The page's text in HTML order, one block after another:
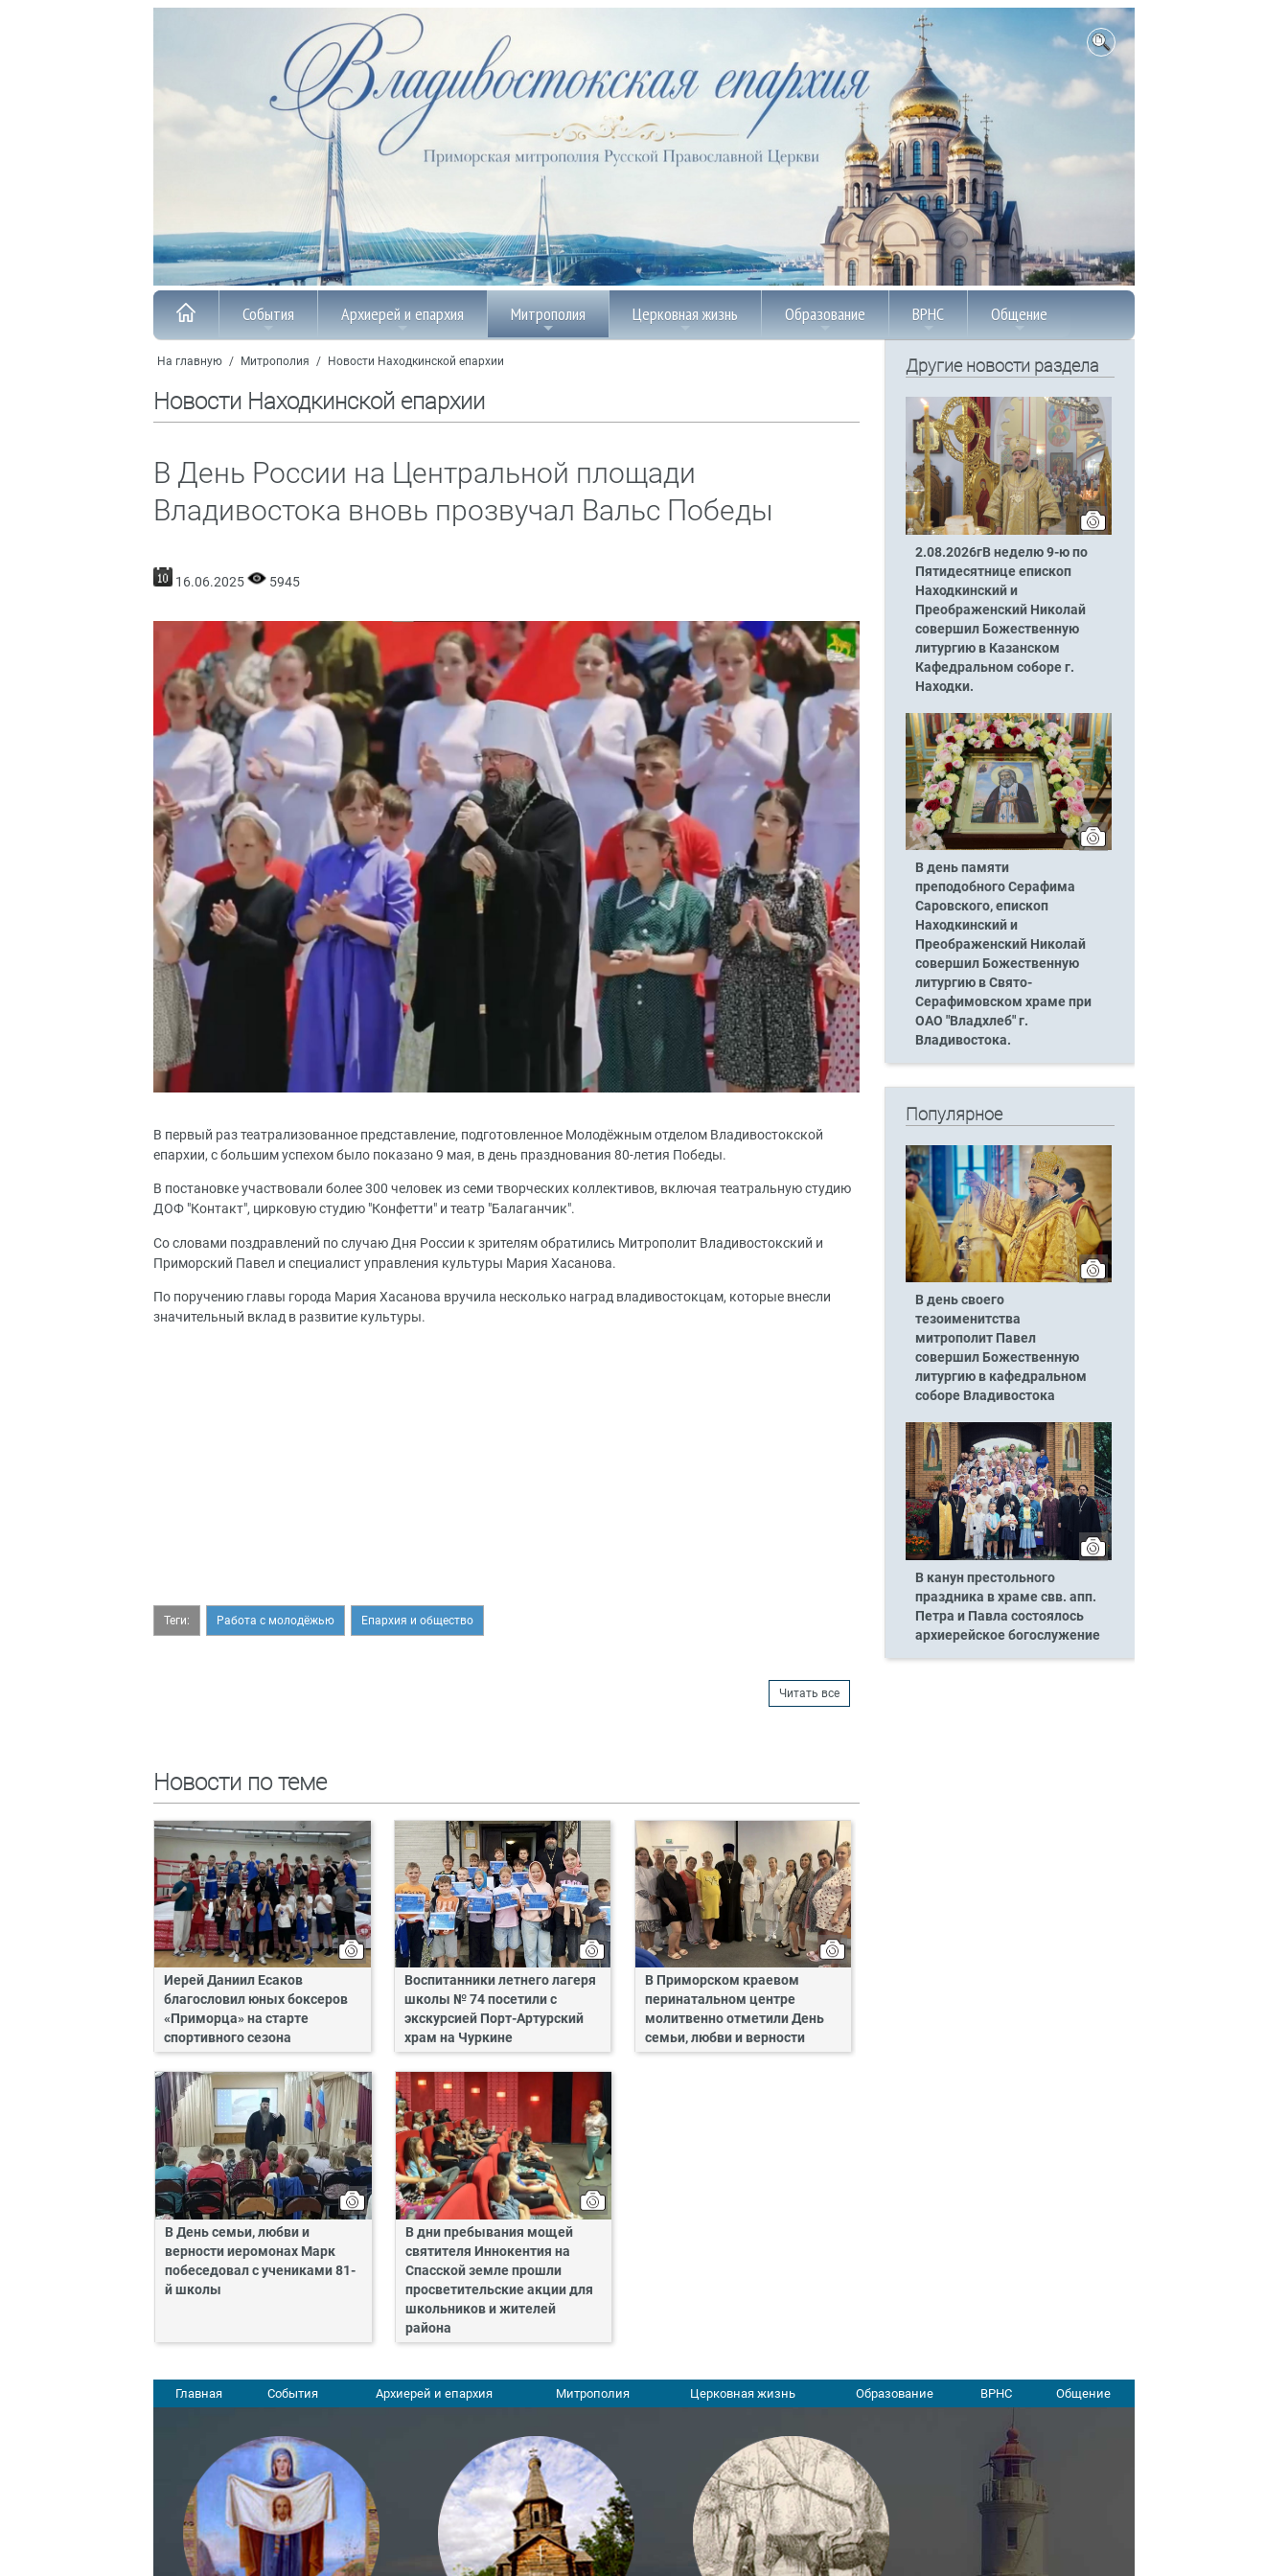
События Архиерей и епархия Митрополия Церковная жизнь Образование ВРНС Общение
На главную / Митрополия / Новости Находкинской епархии
Новости Находкинской епархии
В День России на Центральной площади
Владивостока вновь прозвучал Вальс Победы
16.06.2025 5945
В первый раз театрализованное представление, подготовленное Молодёжным отделом Владивостокской
епархии, с большим успехом было показано 9 мая, в день празднования 80-летия Победы.
В постановке участвовали более 300 человек из семи творческих коллективов, включая театральную студию
ДОФ "Контакт", цирковую студию "Конфетти" и театр "Балаганчик".
Со словами поздравлений по случаю Дня России к зрителям обратились Митрополит Владивостокский и
Приморский Павел и специалист управления культуры Мария Хасанова.
По поручению главы города Мария Хасанова вручила несколько наград владивостокцам, которые внесли
значительный вклад в развитие культуры.
Теги: Работа с молодёжью Епархия и общество
Читать все
Новости по теме
Иерей Даниил Есаков
благословил юных боксеров
«Приморца» на старте
спортивного сезона
Воспитанники летнего лагеря
школы № 74 посетили с
экскурсией Порт-Артурский
храм на Чуркине
В Приморском краевом
перинатальном центре
молитвенно отметили День
семьи, любви и верности
В День семьи, любви и
верности иеромонах Марк
побеседовал с учениками 81-
й школы
В дни пребывания мощей
святителя Иннокентия на
Спасской земле прошли
просветительские акции для
школьников и жителей
района
Другие новости раздела
2.08.2026гВ неделю 9-ю по
Пятидесятнице епископ
Находкинский и
Преображенский Николай
совершил Божественную
литургию в Казанском
Кафедральном соборе г.
Находки.
В день памяти
преподобного Серафима
Саровского, епископ
Находкинский и
Преображенский Николай
совершил Божественную
литургию в Свято-
Серафимовском храме при
ОАО "Владхлеб" г.
Владивостока.
Популярное
В день своего
тезоименитства
митрополит Павел
совершил Божественную
литургию в кафедральном
соборе Владивостока
В канун престольного
праздника в храме свв. апп.
Петра и Павла состоялось
архиерейское богослужение
Главная События Архиерей и епархия Митрополия Церковная жизнь Образование ВРНС Общение